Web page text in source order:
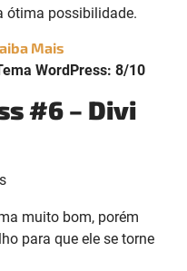
ótima possibilidade.
Mais
WordPress: 8/10
#6 – Divi
muito bom, porém
para que ele se torne